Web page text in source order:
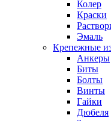
Колер
Краски
Эмаль
Крепежные
Анкеры
Биты
Болты
Винты
Гайки
Дюбеля